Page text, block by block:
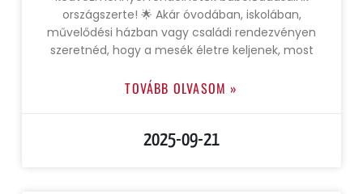
országszerte! 🌟 Akár óvodában, iskolában,
művelődési házban vagy családi rendezvényen
szeretnéd, hogy a mesék életre keljenek, most
TOVÁBB OLVASOM »
2025-09-21